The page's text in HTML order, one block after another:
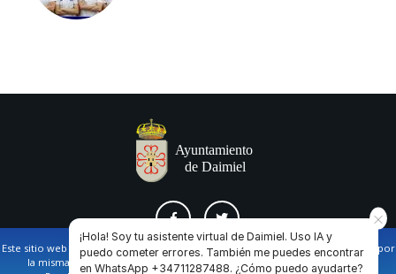
Este sitio web utiliza cookies propias y de terceros para facilitar la navegación por
la misma y obtener datos estadísticos de la navegación de los usuarios.
¡Hola! Soy tu asistente virtual de Daimiel. Uso IA y
puedo cometer errores. También me puedes encontrar
en WhatsApp +34711287488. ¿Cómo puedo ayudarte?